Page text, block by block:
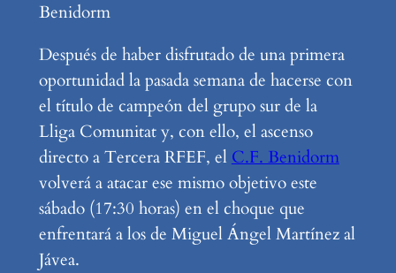
Benidorm
Después de haber disfrutado de una primera
oportunidad la pasada semana de hacerse con
el título de campeón del grupo sur de la
Lliga Comunitat y, con ello, el ascenso
directo a Tercera RFEF, elC.F. Benidorm
volverá a atacar ese mismo objetivo este
sábado (17:30 horas) en el choque que
enfrentará a los de Miguel Ángel Martínez al
Jávea.